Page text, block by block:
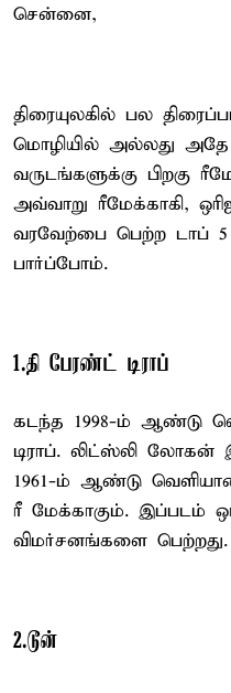
சென்னை,
திரையுலகில் பல
மொழியில் அல்லது அதே
வருடங்களுக்கு பிறகு
அவ்வாறு ரீமேக்காகி,
வரவேற்பை பெற்ற டாப்
பார்ப்போம்.
1.தி பேரண்ட் டிராப்
கடந்த 1998-ம் ஆண்டு
டிராப். லிட்ஸ்லி
1961-ம் ஆண்டு
ரீ மேக்காகும். இப்படம்
விமர்சனங்களை பெற்றது.
2.டூன்